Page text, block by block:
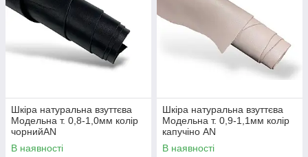
Шкіра натуральна взуттєва
Модельна т. 0,8-1,0мм колір
чорнийAN
В наявності
Шкіра натуральна взуттєва
Модельна т. 0,9-1,1мм колір
капучіно AN
В наявності